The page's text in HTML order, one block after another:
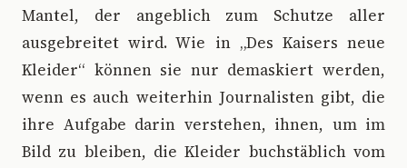
Mantel, der angeblich zum Schutze aller
ausgebreitet wird. Wie in „Des Kaisers neue
Kleider“ können sie nur demaskiert werden,
wenn es auch weiterhin Journalisten gibt, die
ihre Aufgabe darin verstehen, ihnen, um im
Bild zu bleiben, die Kleider buchstäblich vom